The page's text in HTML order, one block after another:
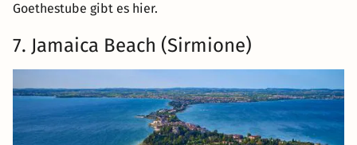
Goethestube gibt es hier.
7. Jamaica Beach (Sirmione)